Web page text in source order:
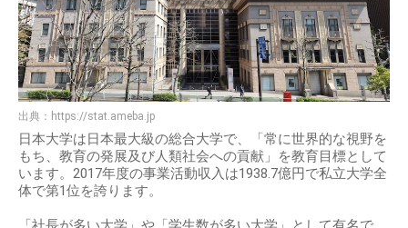
出典： https://stat.ameba.jp
日本大学は日本最大級の総合大学で、「常に世界的な視野を
もち、教育の発展及び人類社会への貢献」を教育目標として
います。2017年度の事業活動収入は1938.7億円で私立大学全
体で第1位を誇ります。